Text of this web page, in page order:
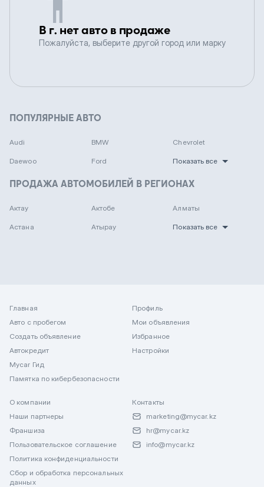
В г. нет авто в продаже
Пожалуйста, выберите другой город или марку
ПОПУЛЯРНЫЕ АВТО
Audi BMW Chevrolet
Daewoo Ford Показать все
ПРОДАЖА АВТОМОБИЛЕЙ В РЕГИОНАХ
Актау Актобе Алматы
Астана Атырау Показать все
Главная
Авто с пробегом
Создать объявление
Автокредит
Mycar Гид
Памятка по кибербезопасности
Профиль
Мои объявления
Избранное
Настройки
О компании
Наши партнеры
Франшиза
Пользовательское соглашение
Политика конфиденциальности
Сбор и обработка персональных
данных
Контакты
marketing@mycar.kz
hr@mycar.kz
info@mycar.kz